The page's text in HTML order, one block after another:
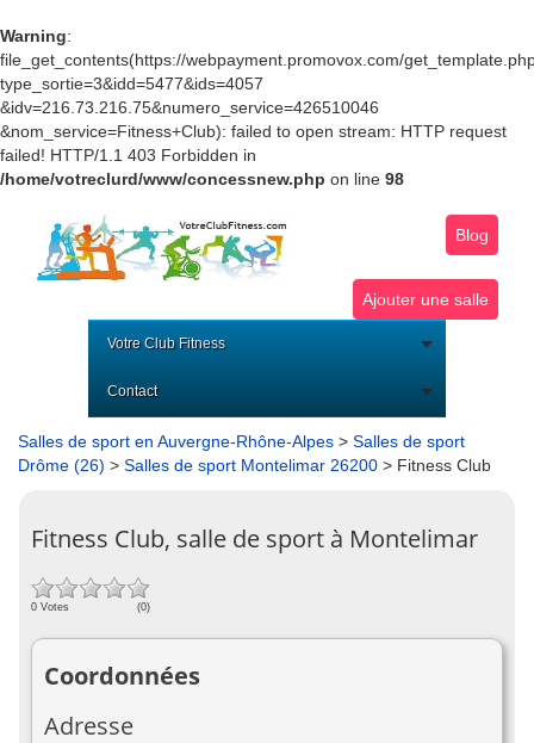
Warning:
file_get_contents(https://webpayment.promovox.com/
type_sortie=3&idd=5477&ids=4057
&idv=216.73.216.75&numero_service=426510046
&nom_service=Fitness+Club): failed to open stream: HTTP request
failed! HTTP/1.1 403 Forbidden in
/home/votreclurd/www/concessnew.php on line 98
Blog
Ajouter une salle
Votre Club Fitness
Contact
Salles de sport en Auvergne-Rhône-Alpes > Salles de sport
Drôme (26) > Salles de sport Montelimar 26200 > Fitness Club
Fitness Club, salle de sport à Montelimar
0 Votes (0)
Coordonnées
Adresse